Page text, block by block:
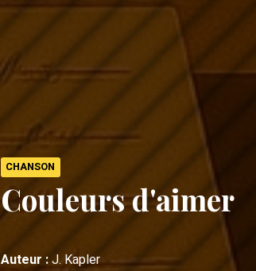
CHANSON
Couleurs d'aimer
Auteur :J. Kapler